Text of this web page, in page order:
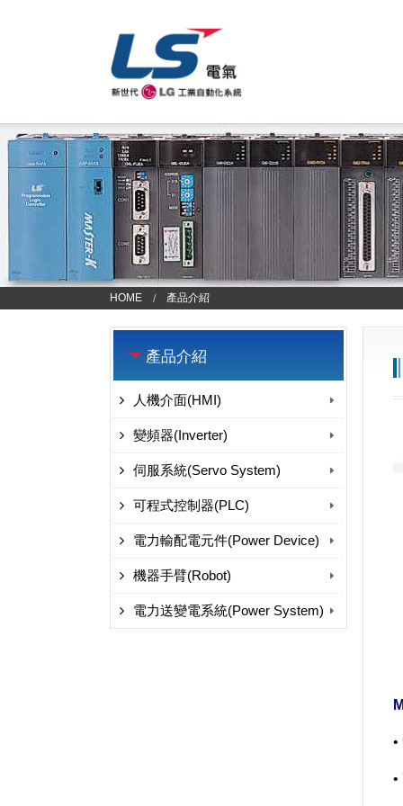
HOME 產品介紹
產品介紹
人機介面(HMI)
變頻器(Inverter)
伺服系統(Servo System)
可程式控制器(PLC)
電力輸配電元件(Power Device)
機器手臂(Robot)
電力送變電系統(Power System)